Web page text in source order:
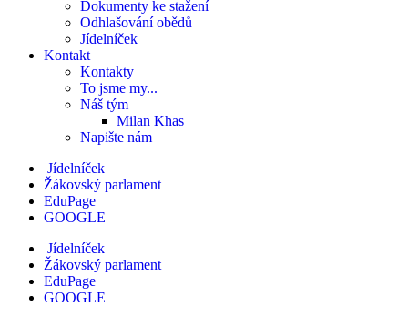
Dokumenty ke stažení
Odhlašování obědů
Jídelníček
Kontakt
Kontakty
To jsme my...
Náš tým
Milan Khas
Napište nám
Jídelníček
Žákovský parlament
EduPage
GOOGLE
Jídelníček
Žákovský parlament
EduPage
GOOGLE